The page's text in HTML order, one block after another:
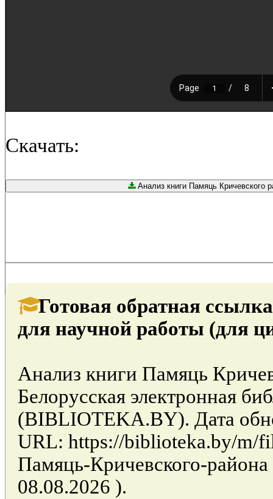
Скачать:
Анализ книги Памяць Кричевского
Готовая обратная
для научной работы (для
Анализ книги Памяць
Белорусская электронная
(BIBLIOTEKA.BY). Дата
URL: https://biblioteka.by/m/
Памяць-Кричевского-
08.08.2026 ).